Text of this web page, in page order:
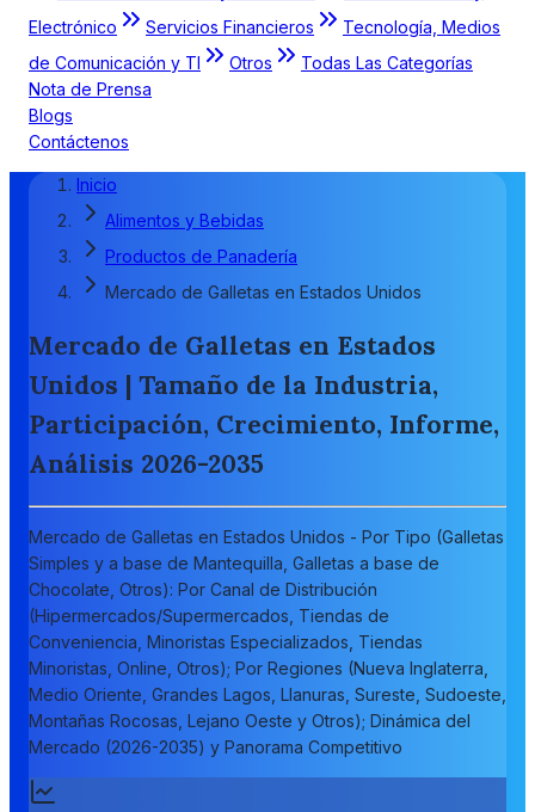
Electrónico
Servicios Financieros
Tecnología, Medios
de Comunicación y TI
Otros
Todas Las Categorías
Nota de Prensa
Blogs
Contáctenos
Inicio
Alimentos y Bebidas
Productos de Panadería
Mercado de Galletas en Estados Unidos
Mercado de Galletas en Estados
Unidos | Tamaño de la Industria,
Participación, Crecimiento, Informe,
Análisis 2026-2035
Mercado de Galletas en Estados Unidos - Por Tipo (Galletas
Simples y a base de Mantequilla, Galletas a base de
Chocolate, Otros): Por Canal de Distribución
(Hipermercados/Supermercados, Tiendas de
Conveniencia, Minoristas Especializados, Tiendas
Minoristas, Online, Otros); Por Regiones (Nueva Inglaterra,
Medio Oriente, Grandes Lagos, Llanuras, Sureste, Sudoeste,
Montañas Rocosas, Lejano Oeste y Otros); Dinámica del
Mercado (2026-2035) y Panorama Competitivo